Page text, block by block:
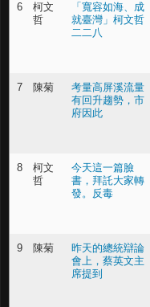
6
柯文
哲
「寬容如海、成
就臺灣」柯文哲
二二八
7 陳菊
考量高屏溪流量
有回升趨勢，市
府因此
8
柯文
哲
今天這一篇臉
書，拜託大家轉
發。反毒
9 陳菊
昨天的總統辯論
會上，蔡英文主
席提到